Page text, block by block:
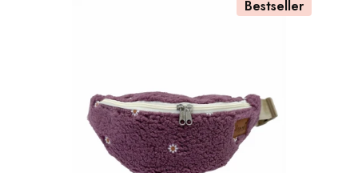
Bestseller